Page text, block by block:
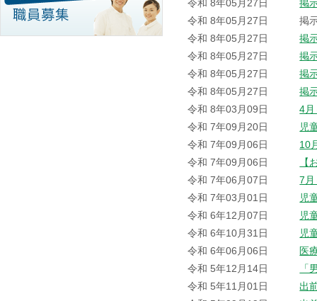
令和 8年05月27日
掲
令和 8年05月27日
掲
令和 8年05月27日
掲
令和 8年05月27日
掲
令和 8年05月27日
掲
令和 8年05月27日
掲
令和 8年03月09日
4月
令和 7年09月20日
児
令和 7年09月06日
10
令和 7年09月06日
【
令和 7年06月07日
7月
令和 7年03月01日
児
令和 6年12月07日
児
令和 6年10月31日
児
令和 6年06月06日
医
令和 5年12月14日
「
令和 5年11月01日
出